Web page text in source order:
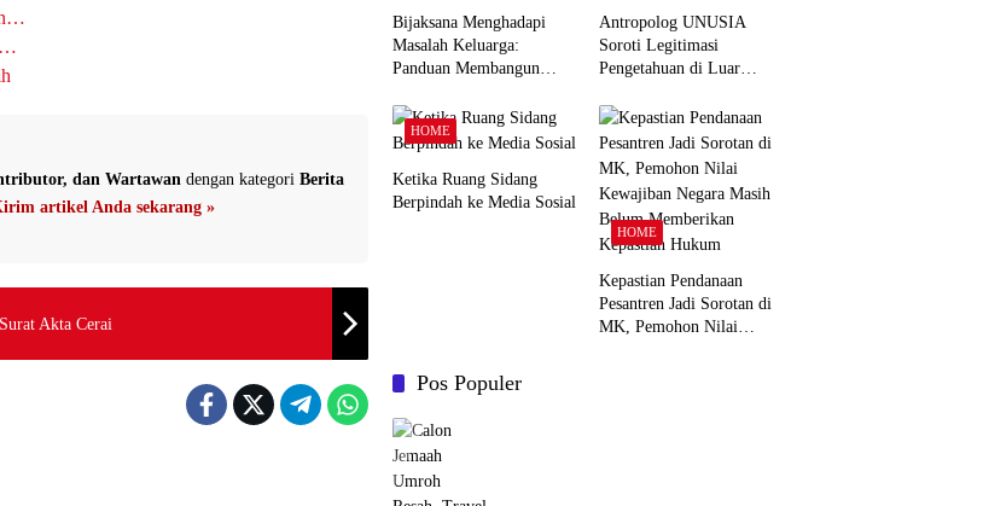
dan Wartawan dengan kategori Berita
artikel Anda sekarang »
Akta Cerai
Bijaksana Menghadapi
Masalah Keluarga:
Panduan Membangun
Perspektif Islam
Antropolog UNUSIA
Soroti Legitimasi
Pengetahuan di Luar
Ruang Refleksi
HOME
Ketika Ruang Sidang
Berpindah ke Media Sosial
HOME
Kepastian Pendanaan
Pesantren Jadi Sorotan di
MK, Pemohon Nilai
Pos Populer